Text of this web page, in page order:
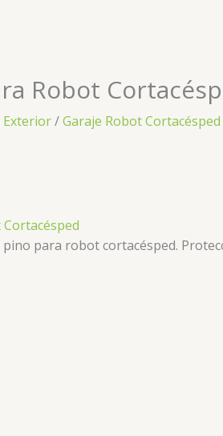
Robot
Exterior/Garaje Robot Cortacésped
para robot cortacésped.